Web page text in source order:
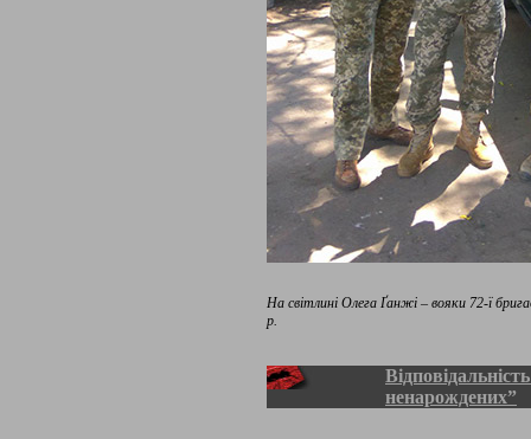
На світлині Олега Ґанжі – вояки 72-ї
р.
ненарождених”